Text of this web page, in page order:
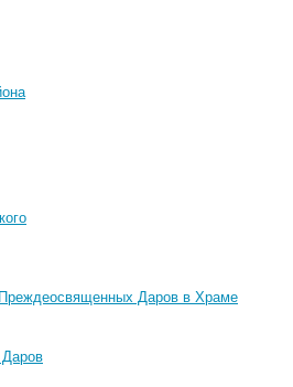
Преждеосвященных Даров в Храме